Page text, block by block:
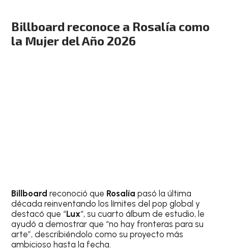
Billboard reconoce a Rosalía como
la Mujer del Año 2026
Billboard reconoció que Rosalíapasó la última
década reinventando los límites del pop global y
destacó que “Lux“, su cuarto álbum de estudio, le
ayudó a demostrar que “no hay fronteras para su
arte”, describiéndolo como su proyecto más
ambicioso hasta la fecha.